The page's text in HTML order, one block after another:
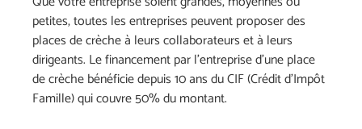
petites, toutes les entreprises peuvent proposer des
places de crèche à leurs collaborateurs et à leurs
dirigeants. Le financement par l’entreprise d’une place
de crèche bénéficie depuis 10 ans du CIF (Crédit d’Impôt
Famille) qui couvre 50% du montant.